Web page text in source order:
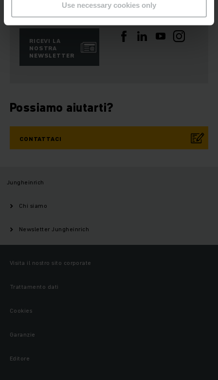
Use necessary cookies only
RICEVI LA
NOSTRA
NEWSLETTER
Social media
Possiamo aiutarti?
CONTATTACI
Jungheinrich
Chi siamo
Newsletter Jungheinrich
Visita il nostro sito corporate
Trattamento dati
Cookies
Garanzie
Editore